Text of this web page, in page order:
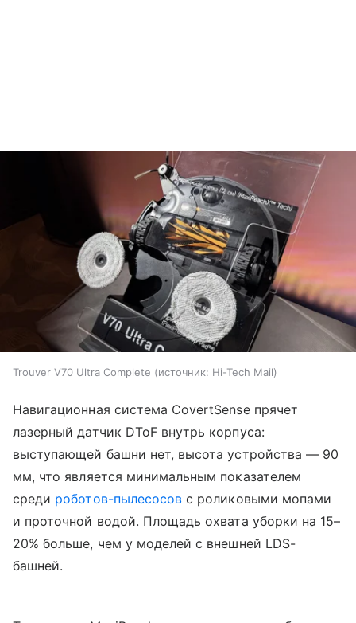
Trouver V70 Ultra Complete источник: Hi-Tech Mail
Навигационная система CovertSense прячет
лазерный датчик DToF внутрь корпуса:
выступающей башни нет, высота устройства — 90
мм, что является минимальным показателем
среди роботов-пылесосов с роликовыми мопами
и проточной водой. Площадь охвата уборки на 15–
20% больше, чем у моделей с внешней LDS-
башней.